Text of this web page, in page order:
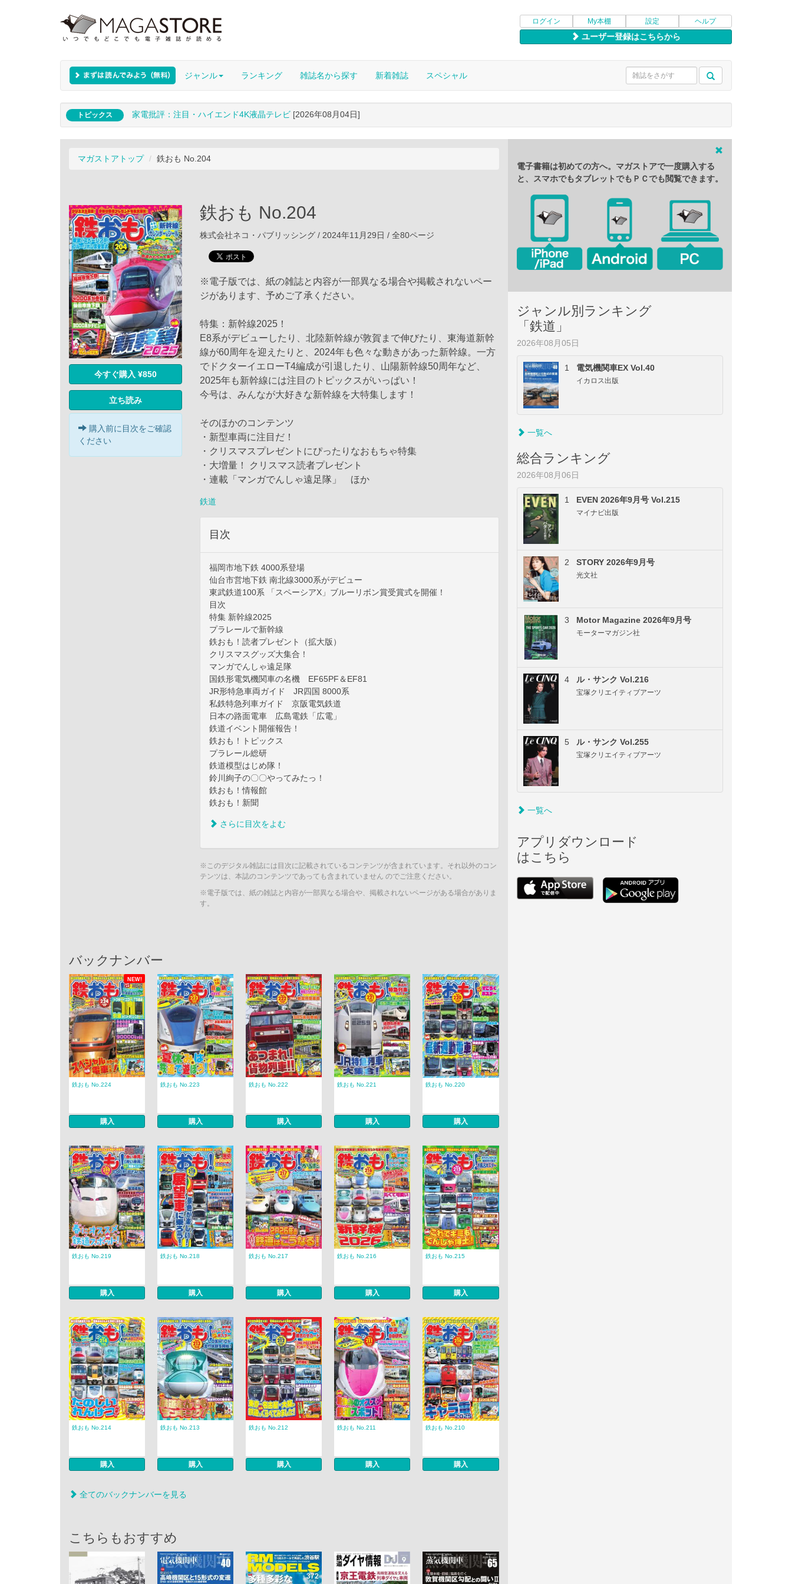
ログイン My本棚 設定 ヘルプ
ユーザー登録はこちらから
ジャンル ランキング 雑誌名から探す 新着雑誌 スペシャル
トピックス 家電批評：注目・ハイエンド4K液晶テレビ [2026年08月04日]
マガストアトップ 鉄おも No.204
今すぐ購入 ¥850
立ち読み
購入前に目次をご確認
ください
鉄おも No.204
株式会社ネコ・パブリッシング / 2024年11月29日 / 全80ページ
※電子版では、紙の雑誌と内容が一部異なる場合や掲載されないペー
ジがあります、予めご了承ください。
特集：新幹線2025！
E8系がデビューしたり、北陸新幹線が敦賀まで伸びたり、東海道新幹
線が60周年を迎えたりと、2024年も色々な動きがあった新幹線。一方
でドクターイエローT4編成が引退したり、山陽新幹線50周年など、
2025年も新幹線には注目のトピックスがいっぱい！
今号は、みんなが大好きな新幹線を大特集します！
そのほかのコンテンツ
・新型車両に注目だ！
・クリスマスプレゼントにぴったりなおもちゃ特集
・大増量！ クリスマス読者プレゼント
・連載「マンガでんしゃ遠足隊」 ほか
鉄道
目次
福岡市地下鉄 4000系登場
仙台市営地下鉄 南北線3000系がデビュー
東武鉄道100系 「スペーシアX」ブルーリボン賞受賞式を開催！
目次
特集 新幹線2025
プラレールで新幹線
鉄おも！読者プレゼント（拡大版）
クリスマスグッズ大集合！
マンガでんしゃ遠足隊
国鉄形電気機関車の名機 EF65PF＆EF81
JR形特急車両ガイド JR四国 8000系
私鉄特急列車ガイド 京阪電気鉄道
日本の路面電車 広島電鉄「広電」
鉄道イベント開催報告！
鉄おも！トピックス
プラレール総研
鉄道模型はじめ隊！
鈴川絢子の〇〇やってみたっ！
鉄おも！情報館
鉄おも！新聞
さらに目次をよむ
※このデジタル雑誌には目次に記載されているコンテンツが含まれています。それ以外のコン
テンツは、本誌のコンテンツであっても含まれていません のでご注意ください。
※電子版では、紙の雑誌と内容が一部異なる場合や、掲載されないページがある場合がありま
す。
バックナンバー
NEW!
鉄おも No.224
購入
鉄おも No.223
購入
鉄おも No.222
購入
鉄おも No.221
購入
鉄おも No.220
購入
鉄おも No.219
購入
鉄おも No.218
購入
鉄おも No.217
購入
鉄おも No.216
購入
鉄おも No.215
購入
鉄おも No.214
購入
鉄おも No.213
購入
鉄おも No.212
購入
鉄おも No.211
購入
鉄おも No.210
購入
全てのバックナンバーを見る
こちらもおすすめ
電子書籍は初めての方へ。マガストアで一度購入する
と、スマホでもタブレットでもＰＣでも閲覧できます。
ジャンル別ランキング
「鉄道」
2026年08月05日
1 電気機関車EX Vol.40
イカロス出版
一覧へ
総合ランキング
2026年08月06日
1 EVEN 2026年9月号 Vol.215
マイナビ出版
2 STORY 2026年9月号
光文社
3 Motor Magazine 2026年9月号
モーターマガジン社
4 ル・サンク Vol.216
宝塚クリエイティブアーツ
5 ル・サンク Vol.255
宝塚クリエイティブアーツ
一覧へ
アプリダウンロード
はこちら